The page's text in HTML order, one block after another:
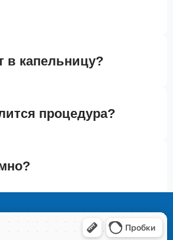
в капельницу?
процедура?